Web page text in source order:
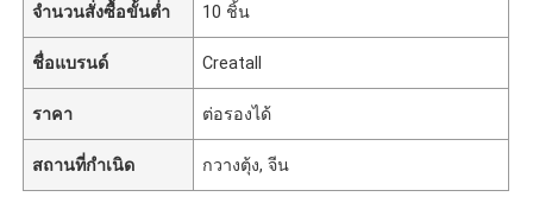
จำนวนสั่งซื้อขั้นต่ำ 10 ชิ้น
ชื่อแบรนด์ Creatall
ราคา ต่อรองได้
สถานที่กำเนิด กวางตุ้ง, จีน